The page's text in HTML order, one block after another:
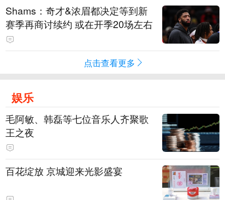
Shams：奇才&浓眉都决定等到新
赛季再商讨续约 或在开季20场左右
点击查看更多
娱乐
毛阿敏、韩磊等七位音乐人齐聚歌
王之夜
百花绽放 京城迎来光影盛宴